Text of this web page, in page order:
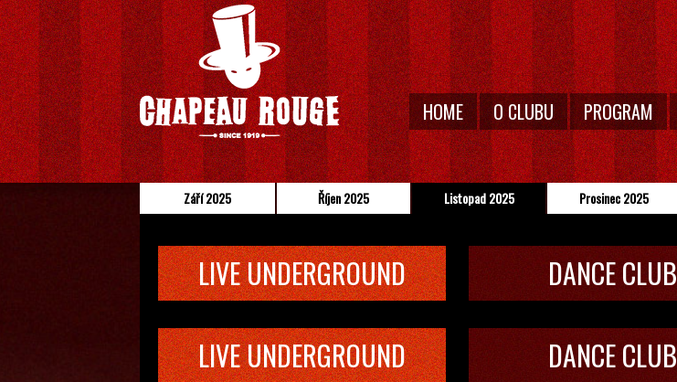
HOME O CLUBU PROGRAM
Září 2025 Říjen 2025 Listopad 2025 Prosinec 2025
LIVE UNDERGROUND DANCE CLUB
LIVE UNDERGROUND
DANCE CLUB